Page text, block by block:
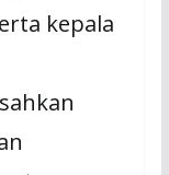
kepala